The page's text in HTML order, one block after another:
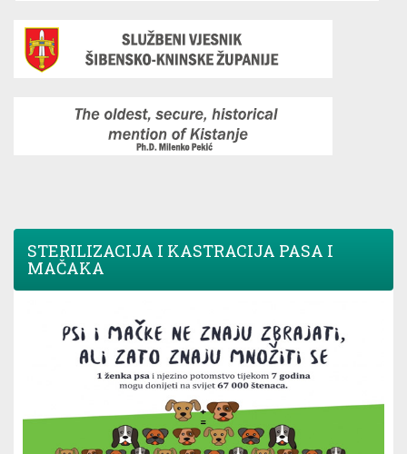
STERILIZACIJA I KASTRACIJA PASA I
MAČAKA